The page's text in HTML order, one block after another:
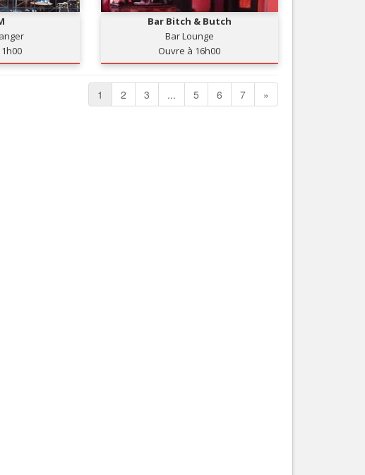
Bar Bitch & Butch
Bar Lounge
Ouvre à 16h00
1 2 3 ... 5 6 7 »